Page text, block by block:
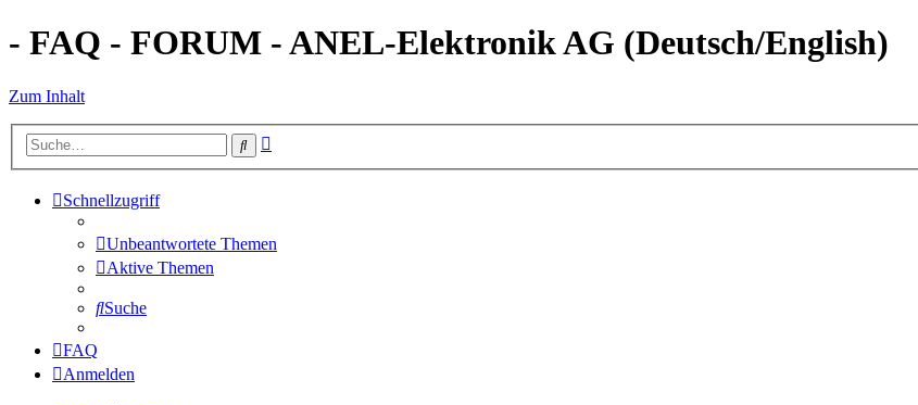
- FAQ - FORUM - ANEL-Elektronik AG (Deutsch/English)
Zum Inhalt
Suche
Schnellzugriff
Unbeantwortete Themen
Aktive Themen
Suche
FAQ
Anmelden